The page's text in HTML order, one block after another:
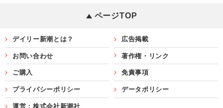
ページTOP
デイリー新潮とは？ 広告掲載
お問い合わせ 著作権・リンク
ご購入 免責事項
プライバシーポリシー データポリシー
運営：株式会社新潮社